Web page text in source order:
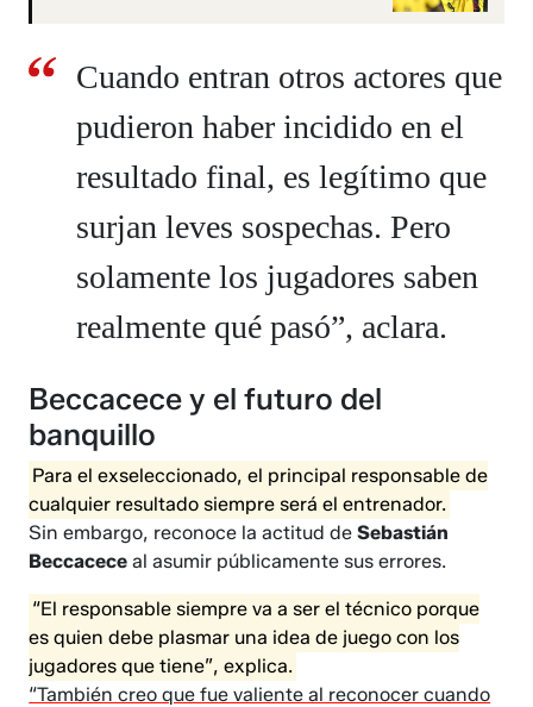
Cuando entran otros actores que
pudieron haber incidido en el
resultado final, es legítimo que
surjan leves sospechas. Pero
solamente los jugadores saben
realmente qué pasó”, aclara.
Beccacece y el futuro del
banquillo
​​​​​​Para el exseleccionado, el principal responsable de
cualquier resultado siempre será el entrenador.
Sin embargo, reconoce la actitud deSebastián
Beccacece al asumir públicamente sus errores.
“El responsable siempre va a ser el técnico porque
es quien debe plasmar una idea de juego con los
jugadores que tiene”, explica.
“También creo que fue valiente al reconocer cuando